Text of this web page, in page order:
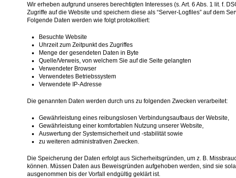
Wir erheben aufgrund unseres berechtigten Interesses (s. Art. 6 Abs. 1 lit. f.
Zugriffe auf die Website und speichern diese als “Server-Logfiles” auf dem
Folgende Daten werden wie folgt protokolliert:
Besuchte Website
Uhrzeit zum Zeitpunkt des Zugriffes
Menge der gesendeten Daten in Byte
Quelle/Verweis, von welchem Sie auf die Seite gelangten
Verwendeter Browser
Verwendetes Betriebssystem
Verwendete IP-Adresse
Die genannten Daten werden durch uns zu folgenden Zwecken verarbeitet:
Gewährleistung eines reibungslosen Verbindungsaufbaus der Website,
Gewährleistung einer komfortablen Nutzung unserer Website,
Auswertung der Systemsicherheit und -stabilität sowie
zu weiteren administrativen Zwecken.
Die Speicherung der Daten erfolgt aus Sicherheitsgründen, um z. B.
können. Müssen Daten aus Beweisgründen aufgehoben werden, sind sie
ausgenommen bis der Vorfall endgültig geklärt ist.